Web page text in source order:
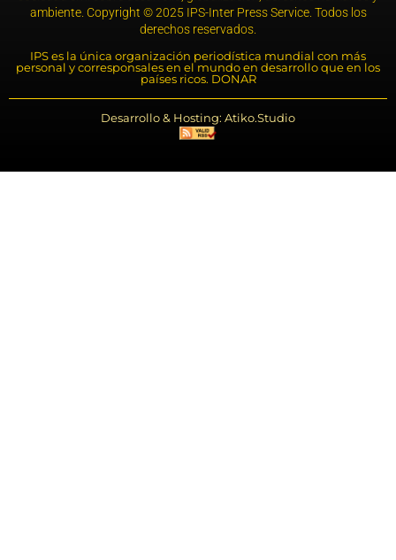
ambiente. Copyright © 2025 IPS-Inter Press Service. Todos los
derechos reservados.
IPS es la única organización periodística mundial con más
personal y corresponsales en el mundo en desarrollo que en los
países ricos. DONAR
Desarrollo & Hosting: Atiko.Studio